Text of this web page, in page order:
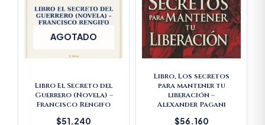
AGOTADO
Libro El Secreto del
Guerrero (Novela) –
Francisco Rengifo
$51.240
Libro, Los secretos
para mantener tu
liberación –
Alexander Pagani
$56.160